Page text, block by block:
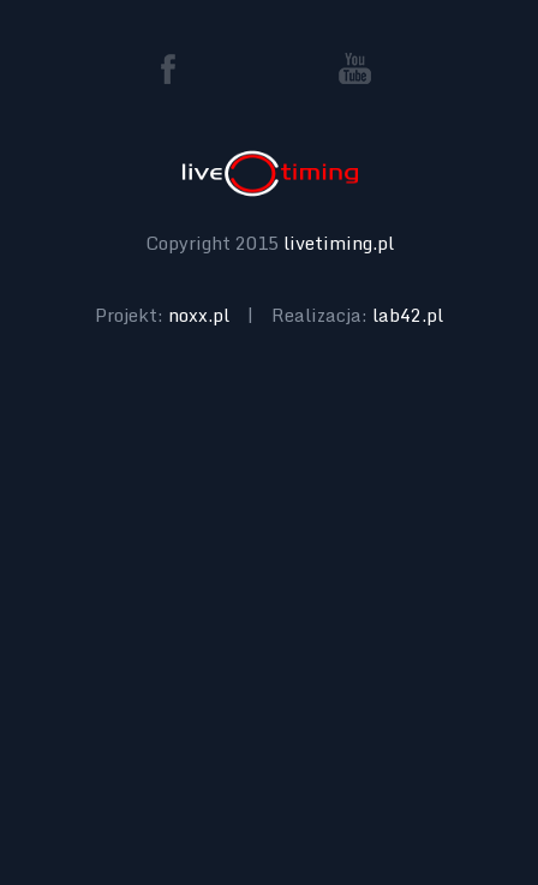
Copyright 2015 livetiming.pl
Projekt: noxx.pl | Realizacja: lab42.pl